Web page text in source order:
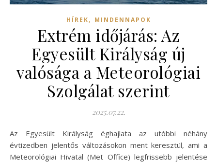
HÍREK, MINDENNAPOK
Extrém időjárás: Az
Egyesült Királyság új
valósága a Meteorológiai
Szolgálat szerint
2025.07.22.
Az Egyesült Királyság éghajlata az utóbbi néhány
évtizedben jelentős változásokon ment keresztül, ami a
Meteorológiai Hivatal (Met Office) legfrissebb jelentése